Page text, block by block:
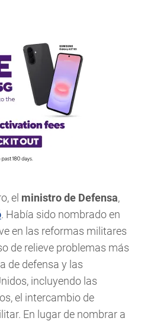
el ministro de Defensa,
. Había sido nombrado en
en las reformas militares
de relieve problemas más
de defensa y las
incluyendo las
el intercambio de
En lugar de nombrar a